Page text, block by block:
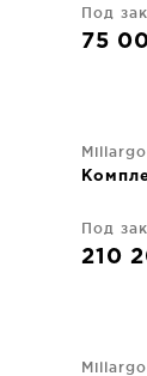
Под
75
Millargo
Под
210
Millargo